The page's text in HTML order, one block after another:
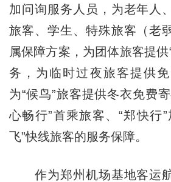
加问询服务人员，为老年人
旅客、学生、特殊旅客（老
属保障方案，为团体旅客提供
务，为临时过夜旅客提供
为“候鸟”旅客提供冬衣免费
心畅行”首乘旅客、“郑快行
飞”快线旅客的服务保障。
作为郑州机场基地客运